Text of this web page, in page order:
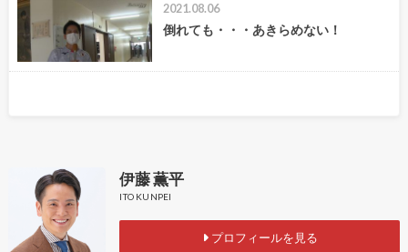
2021.08.06
倒れても・・・あきらめない！
伊藤 薫平
ITO KUNPEI
プロフィールを見る